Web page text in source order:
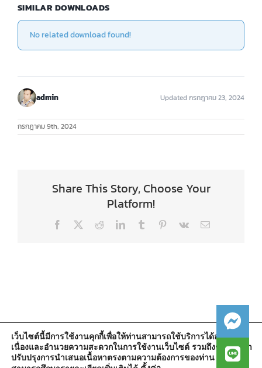
SIMILAR DOWNLOADS
No related download found!
admin Updated กรกฎาคม 23, 2024
กรกฎาคม 9th, 2024
Share This Story, Choose Your
Platform!
Facebook RedditLinkedInTumblr Pinterest
Vk Email
สำนักงานองค์การบริหารส่วนตำบลวัดตูม
หมู่ที่ 5 ตำบลวัดตูม อำเภอพระนครศรีอยุธยา จังหวัดพระนครศรีอยุธยา
เว็บไซต์นี้มีการใช้งานคุกกี้เพื่อให้ท่านสามารถใช้บริการได้อย่างต่อ
เนื่องและอำนวยความสะดวกในการใช้งานเว็บไซต์ รวมถึงช่วยให้เรา
ปรับปรุงการนำเสนอเนื้อหาตรงตามความต้องการของท่าน โดย